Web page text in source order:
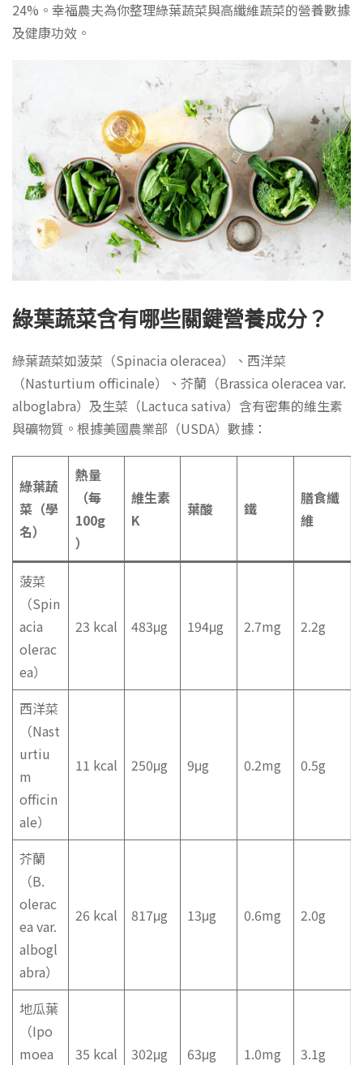
24%。幸福農夫為你整理綠葉蔬菜與高纖維蔬菜的營養數據
及健康功效。
綠葉蔬菜含有哪些關鍵營養成分？
綠葉蔬菜如菠菜（Spinacia oleracea）、西洋菜
（Nasturtium officinale）、芥蘭（Brassica oleracea var.
alboglabra）及生菜（Lactuca sativa）含有密集的維生素
與礦物質。根據美國農業部（USDA）數據：
綠葉蔬
菜（學
名）
熱量
（每
100g
）
維生素
K
葉酸 鐵
膳食纖
維
菠菜
（Spin
acia
olerac
ea）
23 kcal 483μg 194μg 2.7mg 2.2g
西洋菜
（Nast
urtiu
m
officin
ale）
11 kcal 250μg 9μg 0.2mg 0.5g
芥蘭
（B.
olerac
ea var.
albogl
abra）
26 kcal 817μg 13μg 0.6mg 2.0g
地瓜葉
（Ipo
moea
35 kcal 302μg 63μg 1.0mg 3.1g